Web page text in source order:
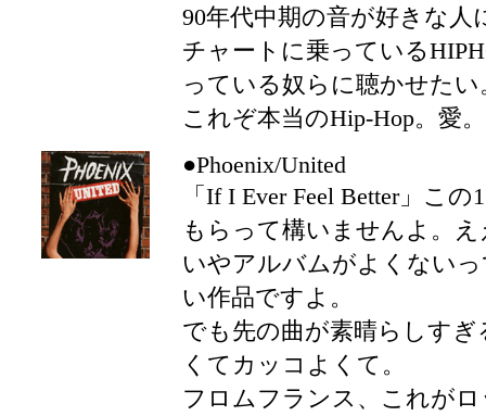
90年代中期の音が好きな
チャートに乗っている
っている奴らに聴かせたい
これぞ本当のHip-Hop。愛
●Phoenix/United
「If I Ever Feel Better」こ
もらって構いませんよ。え
いやアルバムがよくない
い作品ですよ。
でも先の曲が素晴らしす
くてカッコよくて。
フロムフランス、これが